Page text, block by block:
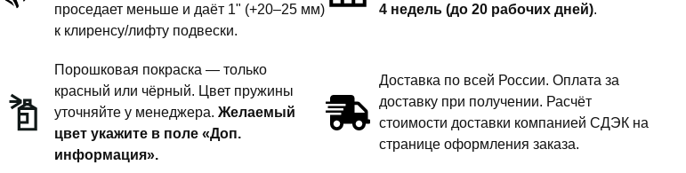
пружины
подвески
сток
бронирование
проседает меньше и даёт 1" (+20–25 мм)
к клиренсу/лифту подвески.
4 недель (до 20 рабочих дней).
Порошковая покраска — только
красный или чёрный. Цвет пружины
уточняйте у менеджера.Желаемый
цвет укажите в поле «Доп.
информация».
Доставка по всей России. Оплата за
доставку при получении. Расчёт
стоимости доставки компанией СДЭК на
странице оформления заказа.